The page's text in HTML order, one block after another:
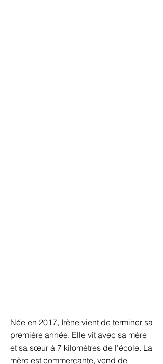
Née en 2017, Irène vient de terminer sa
première année. Elle vit avec sa mère
et sa sœur à 7 kilomètres de l'école. La
mère est commerçante, vend de